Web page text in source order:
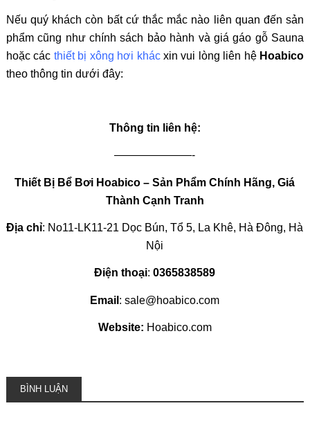
Nếu quý khách còn bất cứ thắc mắc nào liên quan đến sản
phẩm cũng như chính sách bảo hành và giá gáo gỗ Sauna
hoặc các thiết bị xông hơi khácxin vui lòng liên hệ Hoabico
theo thông tin dưới đây:
Thông tin liên hệ:
———————-
Thiết Bị Bể Bơi Hoabico – Sản Phẩm Chính Hãng, Giá
Thành Cạnh Tranh
Địa chỉ: No11-LK11-21 Dọc Bún, Tổ 5, La Khê, Hà Đông, Hà
Nội
Điện thoại:0365838589
Email : sale@hoabico.com
Website: Hoabico.com
BÌNH LUẬN